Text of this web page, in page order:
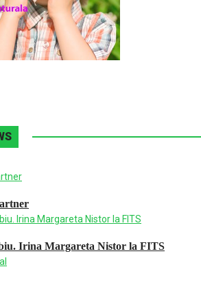
Irina Margareta Nistor la FITS